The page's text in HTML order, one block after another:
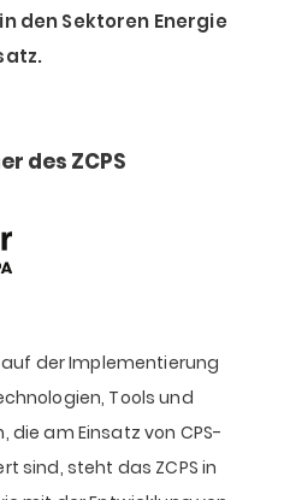
den Sektoren Energie
des ZCPS
auf der Implementierung
Tools und
die am Einsatz von CPS-
sind, steht das ZCPS in